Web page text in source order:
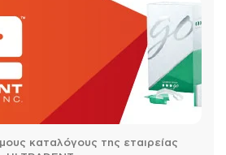
καταλόγους της εταιρείας